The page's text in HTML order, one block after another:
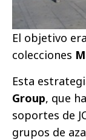
El objetivo
colecciones
Esta
Group, que
soportes de
grupos de